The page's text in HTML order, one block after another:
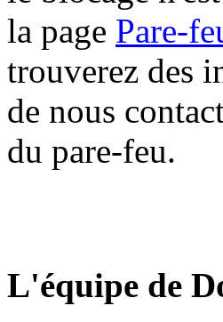
la page Pare-
trouverez des
de nous
du pare-feu.
L'équipe de